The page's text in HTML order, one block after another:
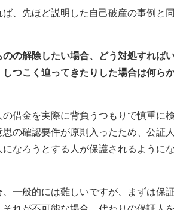
、先ほど説明した自己破産の事例と
の解除したい場合、どう対処すれば
つこく迫ってきたりした場合は何ら
借金を実際に背負うつもりで慎重に
の確認要件が原則入ったため、公証
なろうとする人が保護されるように
一般的には難しいですが、まずは保